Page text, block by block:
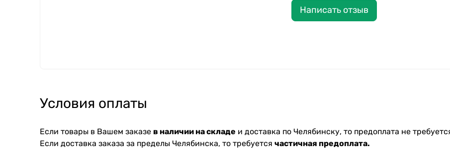
Написать отзыв
Условия оплаты
Если товары в Вашем заказе в наличии на складе и доставка по Челябинску, то предоплата не
Если доставка заказа за пределы Челябинска, то требуется частичная предоплата.